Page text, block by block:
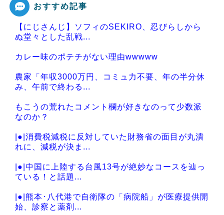
Powered by livedoor 相互RSS
おすすめ記事
【にじさんじ】ソフィのSEKIRO、忍びらしから
ぬ堂々とした乱戦...
カレー味のポテチがない理由wwwww
農家「年収3000万円、コミュ力不要、年の半分休
み、午前で終わる...
もこうの荒れたコメント欄が好きなのって少数派
なのか？
|●|消費税減税に反対していた財務省の面目が丸潰
れに、減税が決ま...
|●|中国に上陸する台風13号が絶妙なコースを辿っ
ている！と話題...
|●|熊本･八代港で自衛隊の「病院船」が医療提供開
始、診察と薬剤...